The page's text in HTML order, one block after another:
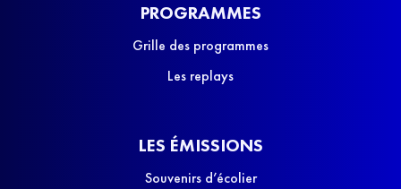
PROGRAMMES
Grille des programmes
Les replays
LES ÉMISSIONS
Souvenirs d’écolier